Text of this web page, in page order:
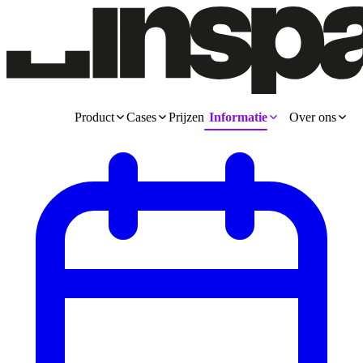
Product Cases Prijzen Informatie Over ons